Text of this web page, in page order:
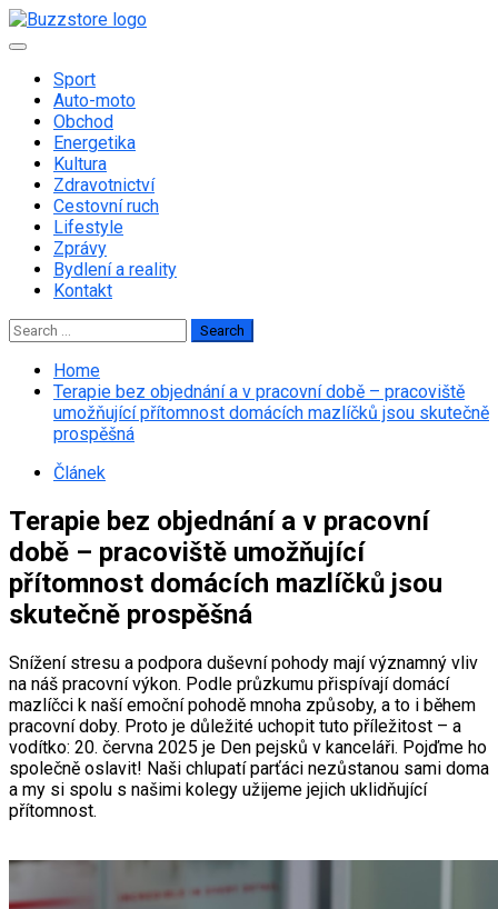
Skip
to
Primary
Sport
Auto-moto
Obchod
Energetika
Kultura
Zdravotnictví
Cestovní ruch
Lifestyle
Zprávy
Bydlení a reality
Kontakt
Search
for:
Home
Terapie bez objednání a v pracovní době – pracoviště
umožňující přítomnost domácích mazlíčků jsou skutečně
prospěšná
Článek
Terapie bez objednání a v pracovní
době – pracoviště umožňující
přítomnost domácích mazlíčků jsou
skutečně prospěšná
Snížení stresu a podpora duševní pohody mají významný vliv
na náš pracovní výkon. Podle průzkumu přispívají domácí
mazlíčci k naší emoční pohodě mnoha způsoby, a to i během
pracovní doby. Proto je důležité uchopit tuto příležitost – a
vodítko: 20. června 2025 je Den pejsků v kanceláři. Pojďme ho
společně oslavit! Naši chlupatí parťáci nezůstanou sami doma
a my si spolu s našimi kolegy užijeme jejich uklidňující
přítomnost.